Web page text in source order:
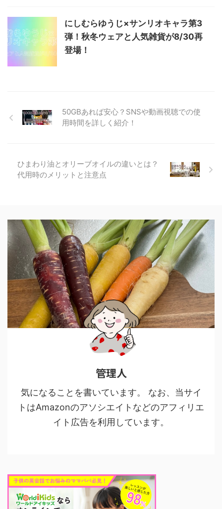
にしむらゆうじ×サンリオキャラ第3
弾！秋冬ウェアと人気雑貨が8/30再
登場！
50GBあれば安心？SNSや動画視聴での使
用時間を詳しく紹介！
ひまわり油とオリーブオイルの違いとは？
代用時のメリットと注意点
管理人
気になることを書いています。 なお、当サイ
トはAmazonのアソシエイトなどのアフィリエ
イト広告を利用しています。